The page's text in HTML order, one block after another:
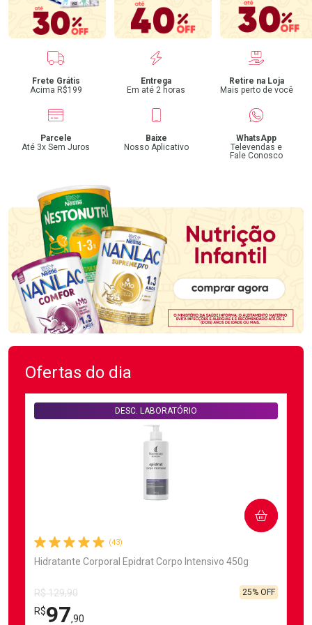
Benefícios
Frete Grátis
Acima R$199
Entrega
Em até 2 horas
Retire na Loja
Mais perto de você
Parcele
Até 3x Sem Juros
Baixe
Nosso Aplicativo
WhatsApp
Televendas e
Fale Conosco
Ofertas do dia
(43)
Hidratante Corporal Epidrat Corpo Intensivo 450g
DESC. LABORATÓRIO
R$ 129,90
R$97,90
25% OFF
COMPRAR